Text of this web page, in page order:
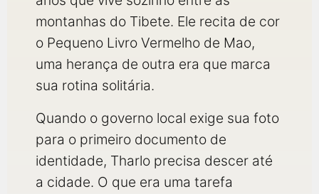
montanhas do Tibete. Ele recita de cor
o Pequeno Livro Vermelho de Mao,
uma herança de outra era que marca
sua rotina solitária.
Quando o governo local exige sua foto
para o primeiro documento de
identidade, Tharlo precisa descer até
a cidade. O que era uma tarefa
encontrar os filmes no cinema mais próximos a você ou a
qualquer cidade em território brasileiro. Você pode também
acessar informações sobre cinemas, horários, assistir aos
trailers e muito mais.